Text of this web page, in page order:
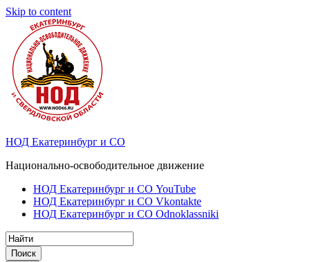
Skip to content
НОД Екатеринбург и СО
Национально-освободительное движение
НОД Екатеринбург и СО YouTube
НОД Екатеринбург и СО Vkontakte
НОД Екатеринбург и СО Odnoklassniki
Поиск